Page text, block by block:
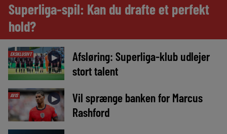
Superliga-spil: Kan du drafte et perfekt
hold?
EKSKLUSIVT ►
Afsløring: Superliga-klub udlejer
stort talent
AVIS ►
Vil sprænge banken for Marcus
Rashford